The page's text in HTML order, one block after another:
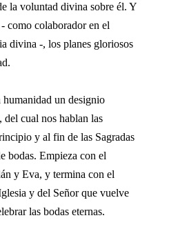
la voluntad divina sobre él. Y
como colaborador en el
divina -, los planes gloriosos
un designio
cual nos hablan las
y al fin de las Sagradas
bodas. Empieza con el
y Eva, y termina con el
y del Señor que vuelve
las bodas eternas.